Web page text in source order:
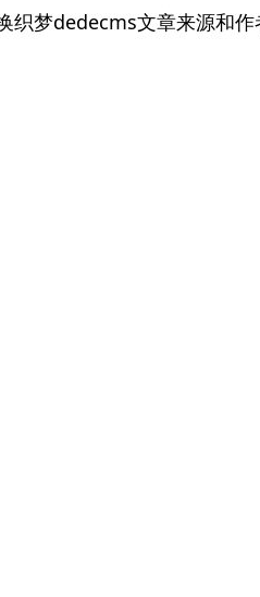
织梦dedecms文章来源和作